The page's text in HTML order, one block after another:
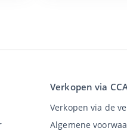
Verkopen via
Verkopen via de
Algemene